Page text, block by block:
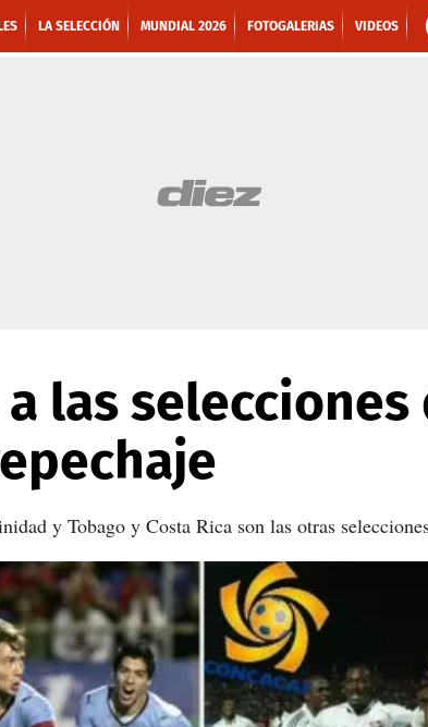
LA SELECCIÓN MUNDIAL 2026 FOTOGALERIAS VIDEOS
las selecciones
y Tobago y Costa Rica son las otras